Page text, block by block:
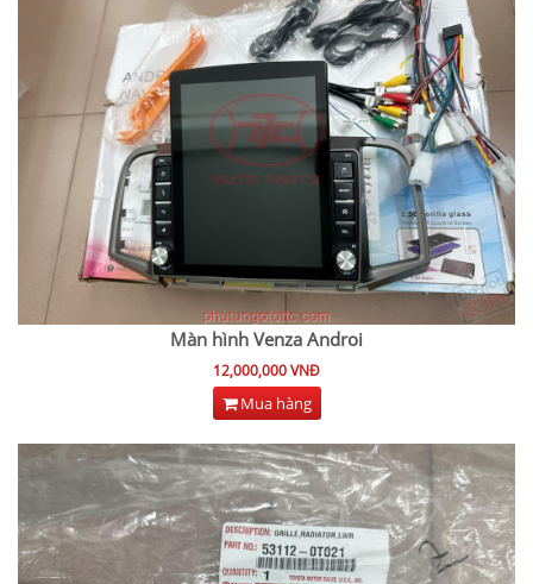
Màn hình Venza Androi
12,000,000 VNĐ
Mua hàng